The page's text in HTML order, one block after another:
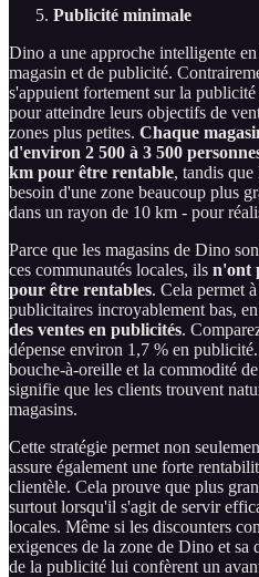
Publicité minimale
Dino a une approche intelligente
magasin et de publicité.
s'appuient fortement sur la
pour atteindre leurs objectifs de
zones plus petites. Chaque
d'environ 2 500 à 3 500
km pour être rentable, tandis
besoin d'une zone beaucoup plus
dans un rayon de 10 km - pour
Parce que les magasins de Dino
ces communautés locales, ils n'ont
pour être rentables. Cela permet
publicitaires incroyablement bas,
des ventes en publicités.
dépense environ 1,7 % en
bouche-à-oreille et la commodité
signifie que les clients trouvent
magasins.
Cette stratégie permet non
assure également une forte
clientèle. Cela prouve que plus
surtout lorsqu'il s'agit de servir
locales. Même si les discounters
exigences de la zone de Dino et sa
de la publicité lui confèrent un